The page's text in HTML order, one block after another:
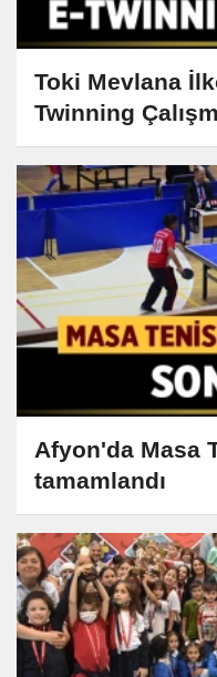
Toki Mevlana
Twinning
Afyon'da Masa
tamamlandı